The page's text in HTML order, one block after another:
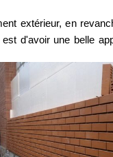
extérieur, en
d'avoir une belle